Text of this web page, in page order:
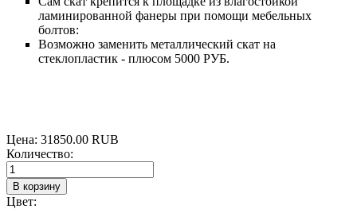
ламинированной фанеры при помощи мебельных
болтов:
Возможно заменить металлический скат на
стеклопластик - плюсом 5000 РУБ.
Цена: 31850.00 RUB
Количество:
Цвет: